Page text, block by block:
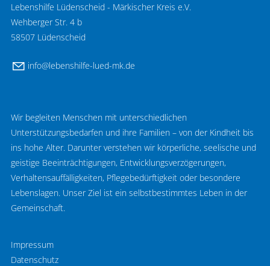
Lebenshilfe Lüdenscheid - Märkischer Kreis e.V.
Wehberger Str. 4 b
58507 Lüdenscheid
nf b nsh lf -l d-mkd
Wir begleiten Menschen mit unterschiedlichen
Unterstützungsbedarfen und ihre Familien – von der Kindheit bis
ins hohe Alter. Darunter verstehen wir körperliche, seelische und
geistige Beeinträchtigungen, Entwicklungsverzögerungen,
Verhaltensauffälligkeiten, Pflegebedürftigkeit oder besondere
Lebenslagen. Unser Ziel ist ein selbstbestimmtes Leben in der
Gemeinschaft.
Impressum
Datenschutz